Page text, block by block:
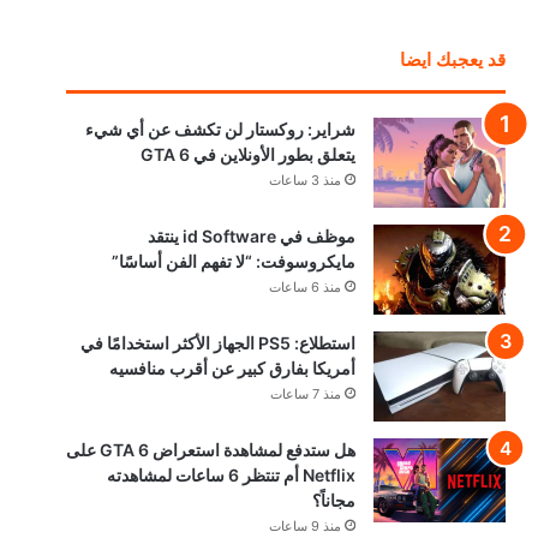
قد يعجبك ايضا
شراير: روكستار لن تكشف عن أي شيء
يتعلق بطور الأونلاين في GTA 6
منذ 3 ساعات
موظف في id Software ينتقد
مايكروسوفت: “لا تفهم الفن أساسًا”
منذ 6 ساعات
استطلاع: PS5 الجهاز الأكثر استخدامًا في
أمريكا بفارق كبير عن أقرب منافسيه
منذ 7 ساعات
هل ستدفع لمشاهدة استعراض GTA 6 على
Netflix أم تنتظر 6 ساعات لمشاهدته
مجاناً؟
منذ 9 ساعات